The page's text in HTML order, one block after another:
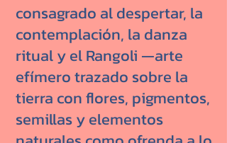
consagrado al despertar, la
contemplación, la danza
ritual y el Rangoli —arte
efímero trazado sobre la
tierra con flores, pigmentos,
semillas y elementos